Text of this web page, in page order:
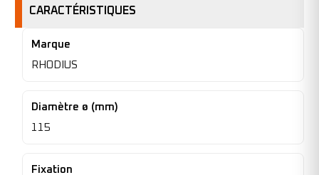
CARACTÉRISTIQUES
Marque
RHODIUS
Diamètre ø (mm)
115
Fixation